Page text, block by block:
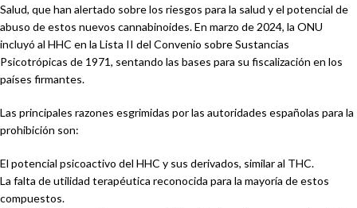
Salud, que han alertado sobre los riesgos para la salud y el potencial de
abuso de estos nuevos cannabinoides. En marzo de 2024, la ONU
incluyó al HHC en la Lista II del Convenio sobre Sustancias
Psicotrópicas de 1971, sentando las bases para su fiscalización en los
países firmantes.
Las principales razones esgrimidas por las autoridades españolas para la
prohibición son:
El potencial psicoactivo del HHC y sus derivados, similar al THC.
La falta de utilidad terapéutica reconocida para la mayoría de estos
compuestos.